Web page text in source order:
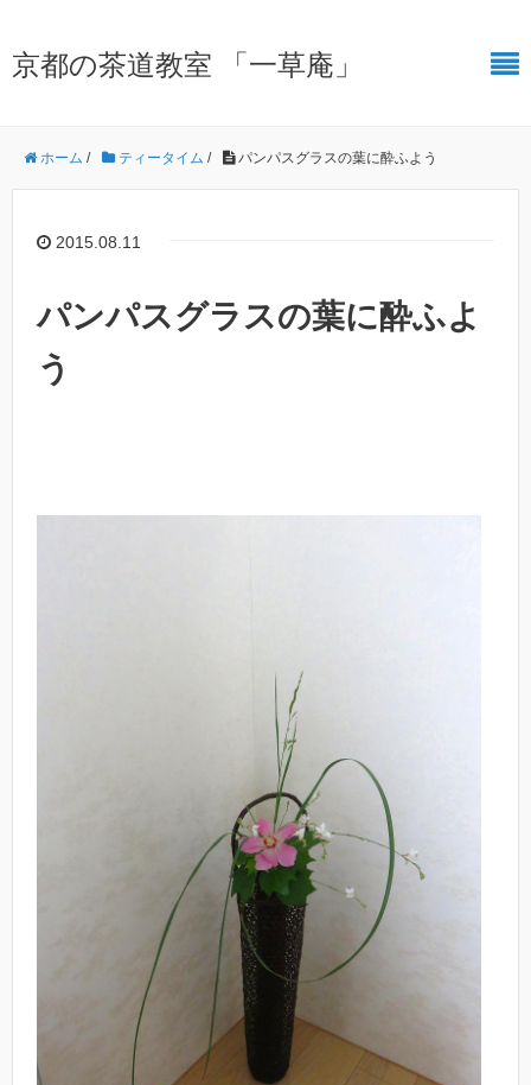
京都の茶道教室 「一草庵」
ホーム / ティータイム / パンパスグラスの葉に酔ふよう
2015.08.11
パンパスグラスの葉に酔ふよ
う